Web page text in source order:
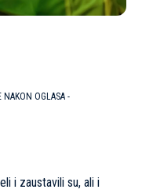
NAKON OGLASA -
i zaustavili su, ali i